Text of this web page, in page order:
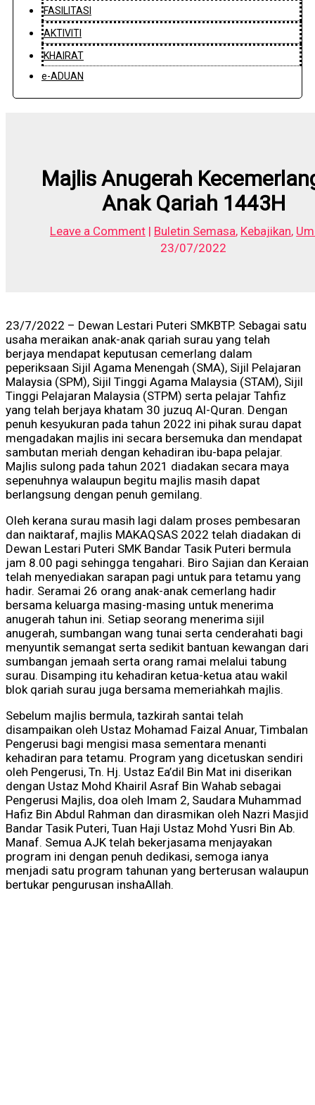
FASILITASI
AKTIVITI
KHAIRAT
e-ADUAN
Majlis Anugerah
Anak Qariah 1443H
Leave a Comment | Buletin Semasa, Kebajikan,
23/07/2022
23/7/2022 – Dewan Lestari Puteri SMKBTP. Sebagai satu
usaha meraikan anak-anak qariah surau yang telah
berjaya mendapat keputusan cemerlang dalam
peperiksaan Sijil Agama Menengah (SMA), Sijil Pelajaran
Malaysia (SPM), Sijil Tinggi Agama Malaysia (STAM), Sijil
Tinggi Pelajaran Malaysia (STPM) serta pelajar Tahfiz
yang telah berjaya khatam 30 juzuq Al-Quran. Dengan
penuh kesyukuran pada tahun 2022 ini pihak surau dapat
mengadakan majlis ini secara bersemuka dan mendapat
sambutan meriah dengan kehadiran ibu-bapa pelajar.
Majlis sulong pada tahun 2021 diadakan secara maya
sepenuhnya walaupun begitu majlis masih dapat
berlangsung dengan penuh gemilang.
Oleh kerana surau masih lagi dalam proses pembesaran
dan naiktaraf, majlis MAKAQSAS 2022 telah diadakan di
Dewan Lestari Puteri SMK Bandar Tasik Puteri bermula
jam 8.00 pagi sehingga tengahari. Biro Sajian dan Keraian
telah menyediakan sarapan pagi untuk para tetamu yang
hadir. Seramai 26 orang anak-anak cemerlang hadir
bersama keluarga masing-masing untuk menerima
anugerah tahun ini. Setiap seorang menerima sijil
anugerah, sumbangan wang tunai serta cenderahati bagi
menyuntik semangat serta sedikit bantuan kewangan dari
sumbangan jemaah serta orang ramai melalui tabung
surau. Disamping itu kehadiran ketua-ketua atau wakil
blok qariah surau juga bersama memeriahkah majlis.
Sebelum majlis bermula, tazkirah santai telah
disampaikan oleh Ustaz Mohamad Faizal Anuar, Timbalan
Pengerusi bagi mengisi masa sementara menanti
kehadiran para tetamu. Program yang dicetuskan sendiri
oleh Pengerusi, Tn. Hj. Ustaz Ea’dil Bin Mat ini diserikan
dengan Ustaz Mohd Khairil Asraf Bin Wahab sebagai
Pengerusi Majlis, doa oleh Imam 2, Saudara Muhammad
Hafiz Bin Abdul Rahman dan dirasmikan oleh Nazri Masjid
Bandar Tasik Puteri, Tuan Haji Ustaz Mohd Yusri Bin Ab.
Manaf. Semua AJK telah bekerjasama menjayakan
program ini dengan penuh dedikasi, semoga ianya
menjadi satu program tahunan yang berterusan walaupun
bertukar pengurusan inshaAllah.